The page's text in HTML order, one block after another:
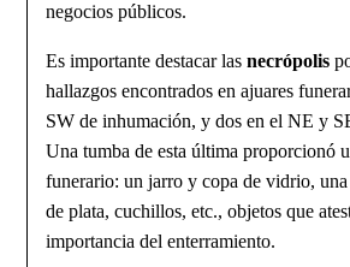
negocios públicos.
Es importante destacar lasnecrópolis
hallazgos encontra­dos en ajuares
SW de inhumación, y dos en el NE y
Una tumba de esta última proporcionó
funerario: un jarro y copa de vidrio, una
de plata, cuchillos, etc., objetos que
importancia del enterramiento.